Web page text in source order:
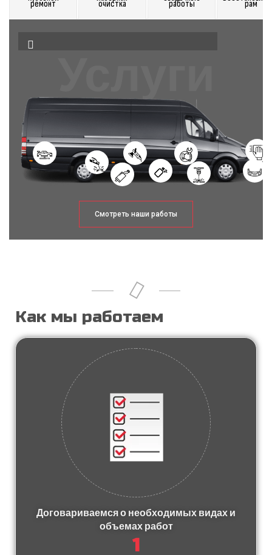
ремонт очистка работы рам
Смотреть наши работы
Как мы работаем
Договариваемся о необходимых видах и
объемах работ
1